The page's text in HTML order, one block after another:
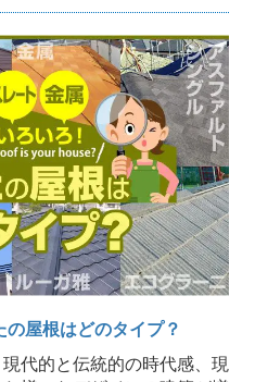
屋根はどのタイプ？
代的と伝統的の時代感、現